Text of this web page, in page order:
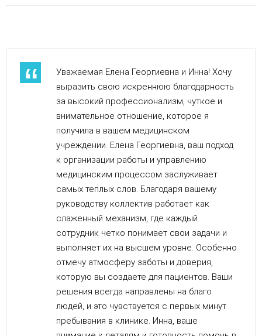
Уважаемая Елена Георгиевна и Инна! Хочу
выразить свою искреннюю благодарность
за высокий профессионализм, чуткое и
внимательное отношение, которое я
получила в вашем медицинском
учреждении. Елена Георгиевна, ваш подход
к организации работы и управлению
медицинским процессом заслуживает
самых теплых слов. Благодаря вашему
руководству коллектив работает как
слаженный механизм, где каждый
сотрудник четко понимает свои задачи и
выполняет их на высшем уровне. Особенно
отмечу атмосферу заботы и доверия,
которую вы создаете для пациентов. Ваши
решения всегда направлены на благо
людей, и это чувствуется с первых минут
пребывания в клинике. Инна, ваше